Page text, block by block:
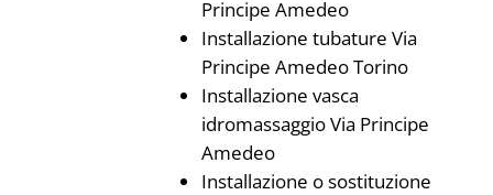
Principe Amedeo
Installazione tubature Via
Principe Amedeo Torino
Installazione vasca
idromassaggio Via Principe
Amedeo
Installazione o sostituzione